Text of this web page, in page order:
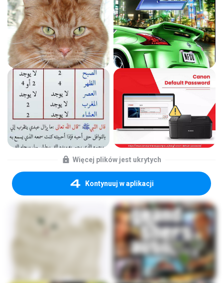
Więcej plików jest ukrytych
Kontynuuj w aplikacji